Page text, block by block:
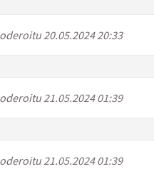
20.05.2024 20:33
21.05.2024 01:39
21.05.2024 01:39